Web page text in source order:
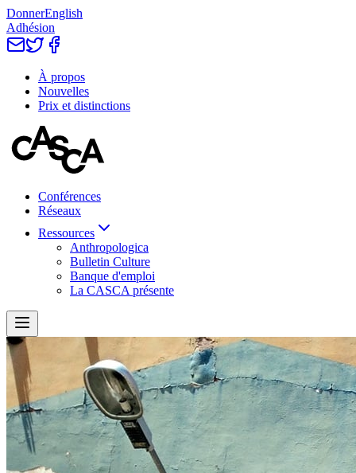
DonnerEnglish
Adhésion
À propos
Nouvelles
Prix et distinctions
Conférences
Réseaux
Ressources
Anthropologica
Bulletin Culture
Banque d'emploi
La CASCA présente